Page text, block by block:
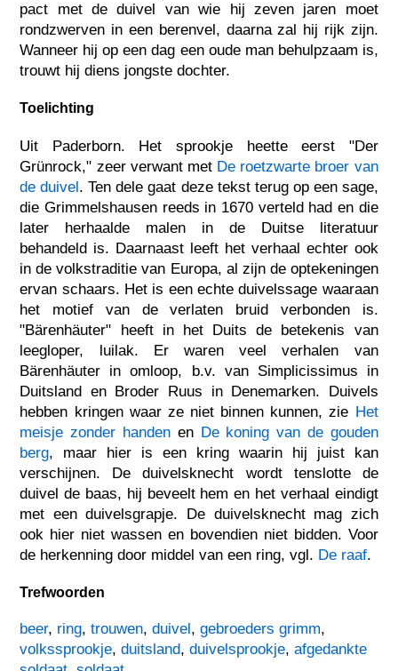
pact met de duivel van wie hij zeven jaren moet
rondzwerven in een berenvel, daarna zal hij rijk zijn.
Wanneer hij op een dag een oude man behulpzaam is,
trouwt hij diens jongste dochter.
Toelichting
Uit Paderborn. Het sprookje heette eerst "Der
Grünrock," zeer verwant met De roetzwarte broer van
de duivel. Ten dele gaat deze tekst terug op een sage,
die Grimmelshausen reeds in 1670 verteld had en die
later herhaalde malen in de Duitse literatuur
behandeld is. Daarnaast leeft het verhaal echter ook
in de volkstraditie van Europa, al zijn de optekeningen
ervan schaars. Het is een echte duivelssage waaraan
het motief van de verlaten bruid verbonden is.
"Bärenhäuter" heeft in het Duits de betekenis van
leegloper, luilak. Er waren veel verhalen van
Bärenhäuter in omloop, b.v. van Simplicissimus in
Duitsland en Broder Ruus in Denemarken. Duivels
hebben kringen waar ze niet binnen kunnen, zie Het
meisje zonder handenen De koning van de gouden
berg, maar hier is een kring waarin hij juist kan
verschijnen. De duivelsknecht wordt tenslotte de
duivel de baas, hij beveelt hem en het verhaal eindigt
met een duivelsgrapje. De duivelsknecht mag zich
ook hier niet wassen en bovendien niet bidden. Voor
de herkenning door middel van een ring, vgl. De raaf.
Trefwoorden
beer, ring,trouwen,duivel ,gebroeders grimm,
volkssprookje,duitsland,duivelsprookje,afgedankte